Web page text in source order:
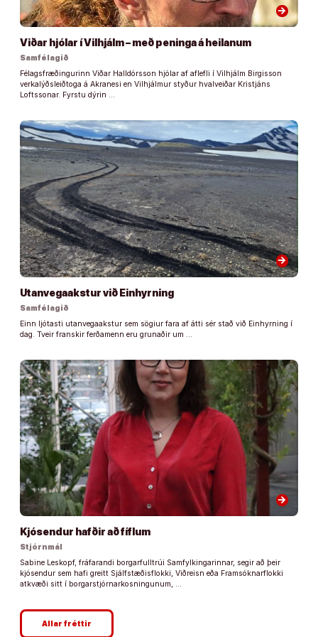
arrow_forward
Viðar hjólar í Vilhjálm – með peninga á heilanum
Samfélagið
Félagsfræðingurinn Viðar Halldórsson hjólar af aflefli í Vilhjálm Birgisson
verkalýðsleiðtoga á Akranesi en Vilhjálmur styður hvalveiðar Kristjáns
Loftssonar. Fyrstu dýrin …
arrow_forward
Utanvegaakstur við Einhyrning
Samfélagið
Einn ljótasti utanvegaakstur sem sögiur fara af átti sér stað við Einhyrning í
dag. Tveir franskir ferðamenn eru grunaðir um …
arrow_forward
Kjósendur hafðir að fíflum
Stjórnmál
Sabine Leskopf, fráfarandi borgarfulltrúi Samfylkingarinnar, segir að þeir
kjósendur sem hafi greitt Sjálfstæðisflokki, Viðreisn eða Framsóknarflokki
atkvæði sitt í borgarstjórnarkosningunum, …
Allar fréttir